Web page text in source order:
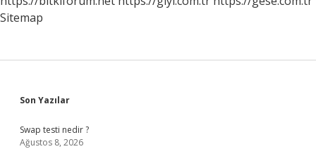
Sitemap
Sidebar
Son Yazılar
Swap testi nedir ?
Ağustos 8, 2026